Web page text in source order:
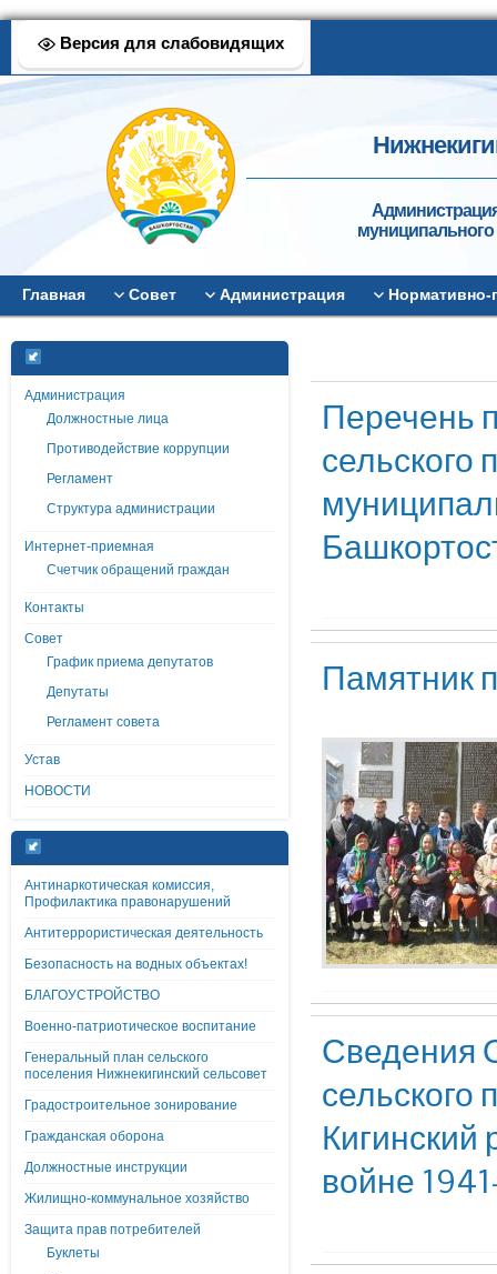
Версия для слабовидящих
муниципального
Главная Совет Администрация
Администрация
Должностные лица
Противодействие коррупции
Регламент
Структура администрации
Интернет-приемная
Счетчик обращений граждан
Контакты
Совет
График приема депутатов
Депутаты
Регламент совета
Устав
НОВОСТИ
Антинаркотическая комиссия,
Профилактика правонарушений
Антитеррористическая деятельность
Безопасность на водных объектах!
БЛАГОУСТРОЙСТВО
Военно-патриотическое воспитание
Генеральный план сельского
поселения Нижнекигинский сельсовет
Градостроительное зонирование
Гражданская оборона
Должностные инструкции
Жилищно-коммунальное хозяйство
Защита прав потребителей
Буклеты
Перечень
сельского
Памятник
Сведения
сельского
войне